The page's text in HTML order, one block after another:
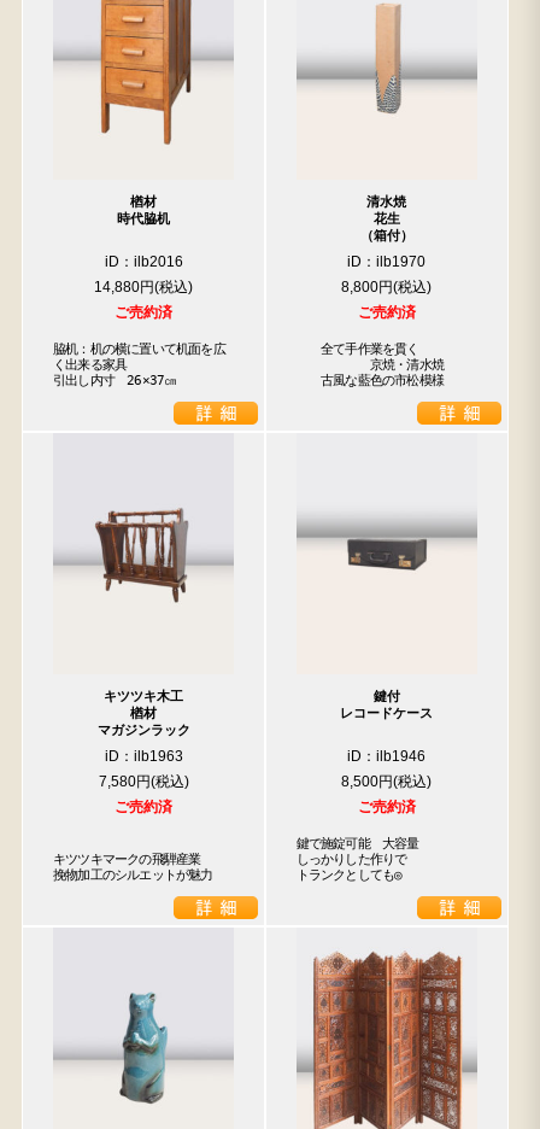
楢材
時代脇机
iD：ilb2016
14,880円
ご売約済
脇机：机の横に置いて机面を広
く出来る家具
引出し内寸　26×37㎝
清水焼
花生
（箱付）
iD：ilb1970
8,800円
ご売約済
全て手作業を貫く
京焼・清水焼
古風な藍色の市松模様
キツツキ木工
楢材
マガジンラック
iD：ilb1963
7,580円
ご売約済
キツツキマークの飛騨産業
挽物加工のシルエットが魅力
鍵付
レコードケース
iD：ilb1946
8,500円
ご売約済
鍵で施錠可能　大容量
しっかりした作りで
トランクとしても◎